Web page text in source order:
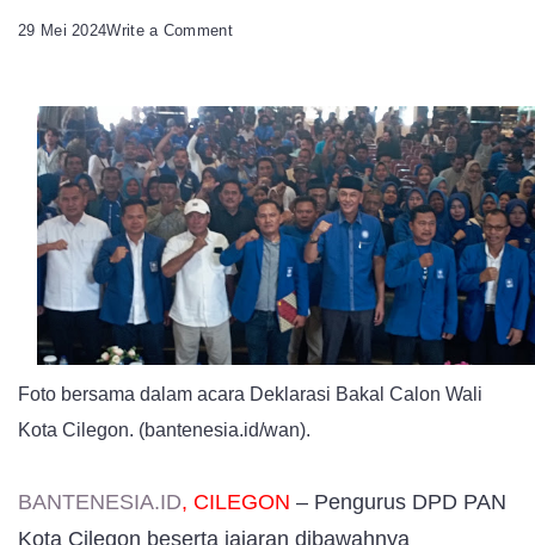
29 Mei 2024Write a Commenton
Cilegon
Legitimasikan
Alawi
Mahmud
Sebagai
Bacalon
Wali
Kota
Foto bersama dalam acara Deklarasi Bakal Calon Wali
Kota Cilegon. (bantenesia.id/wan).
BANTENESIA.ID, CILEGON – Pengurus DPD PAN
Kota Cilegon beserta jajaran dibawahnya